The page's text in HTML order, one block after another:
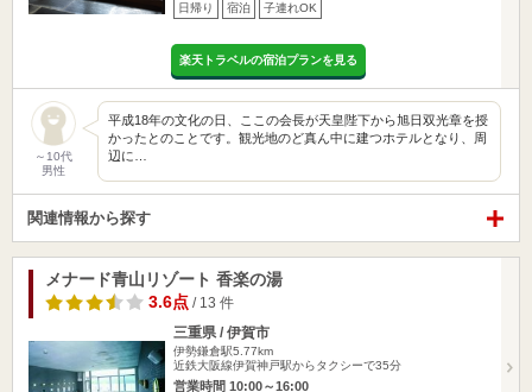
日帰り 宿泊 子連れOK
楽天トラベルの宿泊プランを見る
～10代
男性
平成18年の文化の日、ここの会長が天皇陛下から旭日双光章を授
かったとのことです。観光地のど真ん中に建つホテルとなり、周
辺に…
関連情報から探す
メナード青山リゾート 香楽の湯
3.6点 / 13 件
三重県 / 伊賀市
伊勢鎌倉駅5.77km
近鉄大阪線伊賀神戸駅からタクシーで35分
営業時間 10:00～16:00